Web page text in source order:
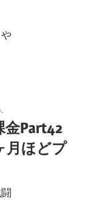
金Part42
月ほどプ